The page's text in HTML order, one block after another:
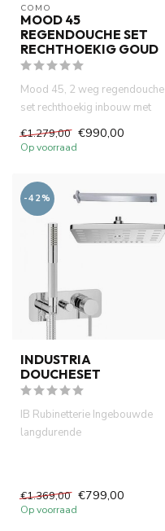
COMO
MOOD 45
REGENDOUCHE SET
RECHTHOEKIG GOUD
Mood 45, 2 weg regendouche
set rechthoekig inbouw met
€1.279,00 €990,00
Op voorraad
-42%
INDUSTRIA
DOUCHESET
IB Rubinetterie Ingebouwde
langdurende
€1.369,00 €799,00
Op voorraad